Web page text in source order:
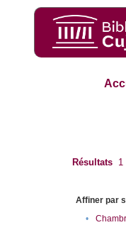
Résultats 1
Affiner par
•